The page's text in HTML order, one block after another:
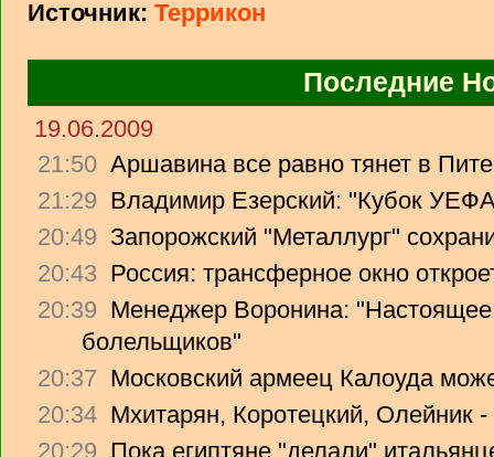
Источник: Террикон
Последние
19.06.2009
21:50 Аршавина все равно тянет в
21:29 Владимир Езерский: "Кубок
20:49 Запорожский "Металлург"
20:43 Россия: трансферное окно
20:39 Менеджер Воронина: "Настоящее
болельщиков"
20:37 Московский армеец Калоуда
20:34 Мхитарян, Коротецкий, Олейник -
20:29 Пока египтяне "делали"